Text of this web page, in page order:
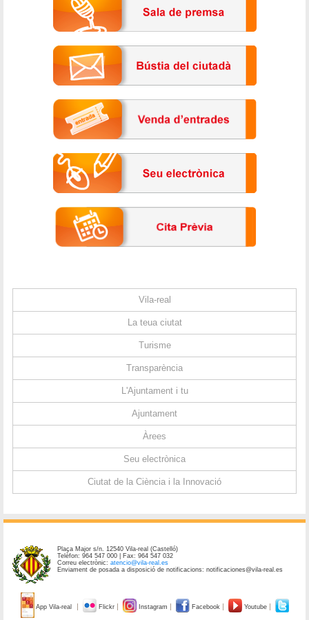
Vila-real
La teua ciutat
Turisme
Transparència
L'Ajuntament i tu
Ajuntament
Àrees
Seu electrònica
Ciutat de la Ciència i la Innovació
Plaça Major s/n. 12540 Vila-real (Castelló)
Telèfon: 964 547 000 | Fax: 964 547 032
Correu electrònic:atencio@vila-real.es
Enviament de posada a disposició de notificacions: notificaciones@vila-real.es
App Vila-real Flickr Instagram Facebook Youtube